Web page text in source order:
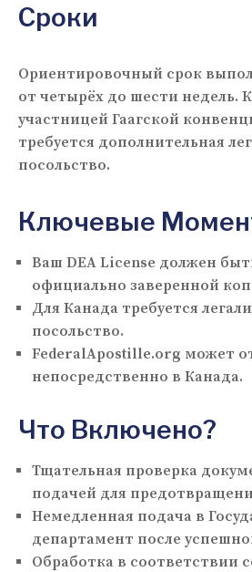
Сроки
Ориентировочный срок
от четырёх до шести недель.
участницей Гаагской
требуется дополнительная
посольство.
Ключевые
Ваш DEA License должен
официально заверенной
Для Канада требуется
посольство.
FederalApostille.org может
непосредственно в Канада.
Что Включено?
Тщательная проверка
подачей для
Немедленная подача в
департамент после
Обработка в соответствии